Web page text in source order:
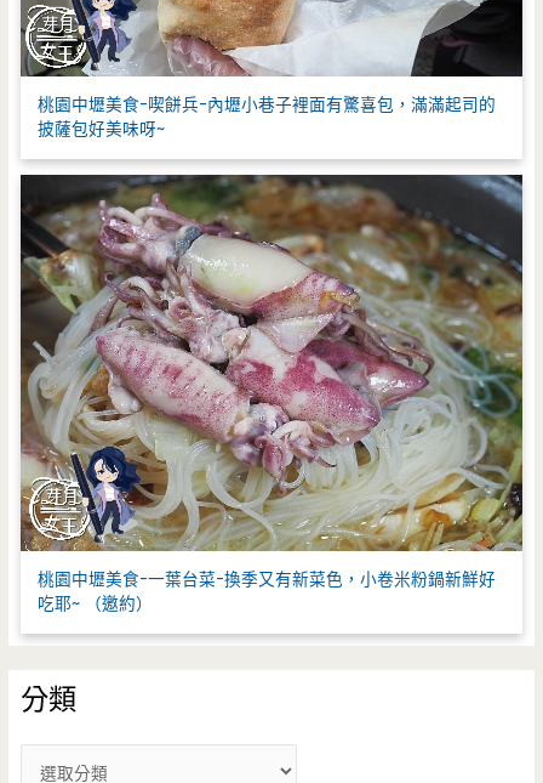
桃園中壢美食-喫餅兵-內壢小巷子裡面有驚喜包，滿滿起司的
披薩包好美味呀~
桃園中壢美食-一葉台菜-換季又有新菜色，小卷米粉鍋新鮮好
吃耶~ （邀約）
分類